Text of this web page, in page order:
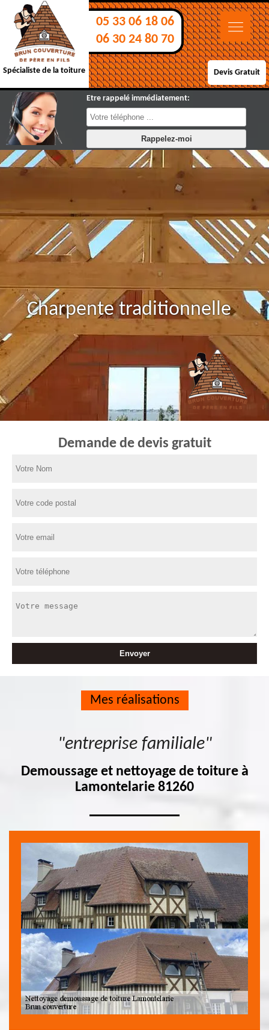
Spécialiste de la toiture
05 33 06 18 06
06 30 24 80 70
Devis Gratuit
Etre rappelé immédiatement:
Charpente traditionnelle
Demande de devis gratuit
Mes réalisations
"entreprise familiale"
Demoussage et nettoyage de toiture à
Lamontelarie 81260